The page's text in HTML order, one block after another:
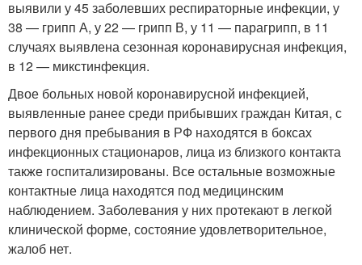
выявили у 45 заболевших респираторные инфекции, у
38 — грипп А, у 22 — грипп В, у 11 — парагрипп, в 11
случаях выявлена сезонная коронавирусная инфекция,
в 12 — микстинфекция.
Двое больных новой коронавирусной инфекцией,
выявленные ранее среди прибывших граждан Китая, с
первого дня пребывания в РФ находятся в боксах
инфекционных стационаров, лица из близкого контакта
также госпитализированы. Все остальные возможные
контактные лица находятся под медицинским
наблюдением. Заболевания у них протекают в легкой
клинической форме, состояние удовлетворительное,
жалоб нет.